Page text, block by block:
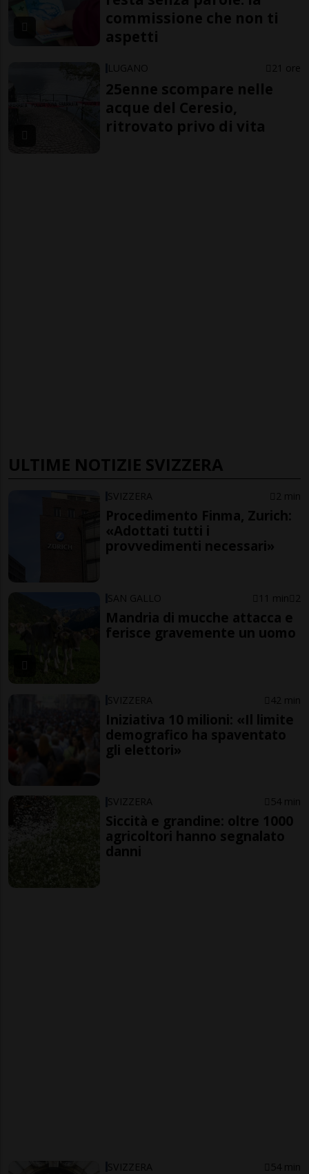
commissione che non ti
aspetti
LUGANO 21 ore
25enne scompare nelle
acque del Ceresio,
ritrovato privo di vita
ULTIME NOTIZIE SVIZZERA
SVIZZERA 2 min
Procedimento Finma, Zurich:
«Adottati tutti i
provvedimenti necessari»
SAN GALLO 11 min 2
Mandria di mucche attacca e
ferisce gravemente un uomo
SVIZZERA 42 min
Iniziativa 10 milioni: «Il limite
demografico ha spaventato
gli elettori»
SVIZZERA 54 min
Siccità e grandine: oltre 1000
agricoltori hanno segnalato
danni
SVIZZERA 54 min